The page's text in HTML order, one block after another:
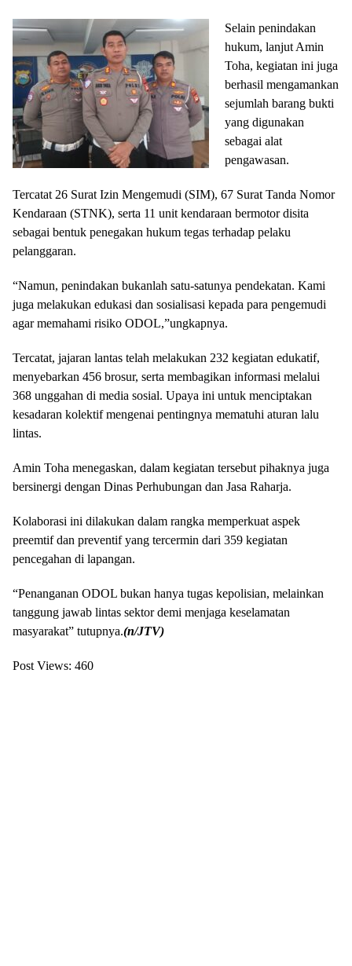
Selain penindakan
hukum, lanjut Amin
Toha, kegiatan ini juga
berhasil mengamankan
sejumlah barang bukti
yang digunakan
sebagai alat
pengawasan.
Tercatat 26 Surat Izin Mengemudi (SIM), 67 Surat Tanda Nomor
Kendaraan (STNK), serta 11 unit kendaraan bermotor disita
sebagai bentuk penegakan hukum tegas terhadap pelaku
pelanggaran.
“Namun, penindakan bukanlah satu-satunya pendekatan. Kami
juga melakukan edukasi dan sosialisasi kepada para pengemudi
agar memahami risiko ODOL,”ungkapnya.
Tercatat, jajaran lantas telah melakukan 232 kegiatan edukatif,
menyebarkan 456 brosur, serta membagikan informasi melalui
368 unggahan di media sosial. Upaya ini untuk menciptakan
kesadaran kolektif mengenai pentingnya mematuhi aturan lalu
lintas.
Amin Toha menegaskan, dalam kegiatan tersebut pihaknya juga
bersinergi dengan Dinas Perhubungan dan Jasa Raharja.
Kolaborasi ini dilakukan dalam rangka memperkuat aspek
preemtif dan preventif yang tercermin dari 359 kegiatan
pencegahan di lapangan.
“Penanganan ODOL bukan hanya tugas kepolisian, melainkan
tanggung jawab lintas sektor demi menjaga keselamatan
masyarakat” tutupnya.(n/JTV)
Post Views: 460